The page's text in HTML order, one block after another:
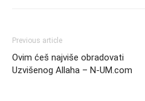
Previous article
Ovim ćeš najviše obradovati
Uzvišenog Allaha – N-UM.com